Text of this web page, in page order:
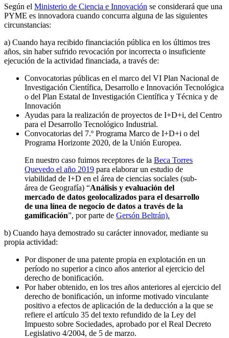
Según el Ministerio de Ciencia e Innovación se considerará que una
PYME es innovadora cuando concurra alguna de las siguientes
circunstancias:
a) Cuando haya recibido financiación pública en los últimos tres
años, sin haber sufrido revocación por incorrecta o insuficiente
ejecución de la actividad financiada, a través de:
Convocatorias públicas en el marco del VI Plan Nacional de
Investigación Científica, Desarrollo e Innovación Tecnológica
o del Plan Estatal de Investigación Científica y Técnica y de
Innovación
Ayudas para la realización de proyectos de I+D+i, del Centro
para el Desarrollo Tecnológico Industrial.
Convocatorias del 7.º Programa Marco de I+D+i o del
Programa Horizonte 2020, de la Unión Europea.
En nuestro caso fuimos receptores de la Beca Torres
Quevedo el año 2019 para elaborar un estudio de
viabilidad de I+D en el área de ciencias sociales (sub-
área de Geografía) “Análisis y evaluación del
mercado de datos geolocalizados para el desarrollo
de una línea de negocio de datos a través de la
gamificación”, por parte de Gersón Beltrán).
b) Cuando haya demostrado su carácter innovador, mediante su
propia actividad:
Por disponer de una patente propia en explotación en un
período no superior a cinco años anterior al ejercicio del
derecho de bonificación.
Por haber obtenido, en los tres años anteriores al ejercicio del
derecho de bonificación, un informe motivado vinculante
positivo a efectos de aplicación de la deducción a la que se
refiere el artículo 35 del texto refundido de la Ley del
Impuesto sobre Sociedades, aprobado por el Real Decreto
Legislativo 4/2004, de 5 de marzo.